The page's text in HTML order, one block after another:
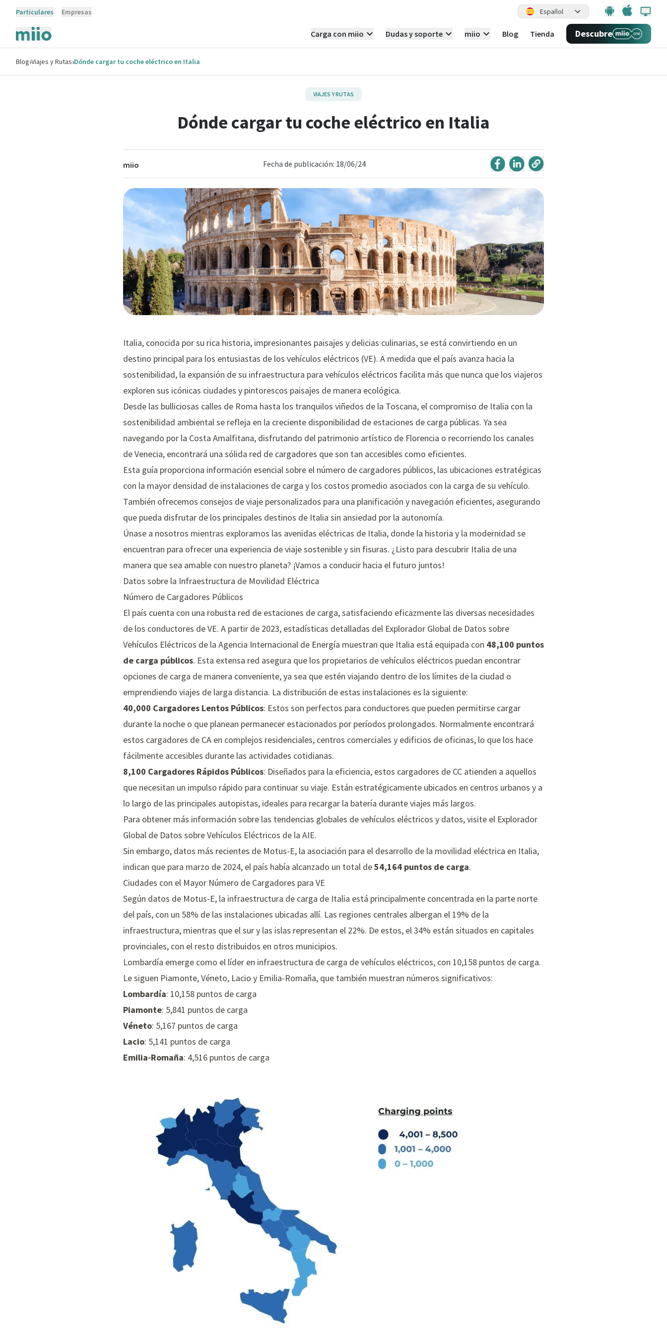
Particulares Empresas Español
Carga con miio Dudas y soporte miio Blog Tienda Descubre
Blog›Viajes y Rutas›Dónde cargar tu coche eléctrico en Italia
VIAJES Y RUTAS
Dónde cargar tu coche eléctrico en Italia
miio Fecha de publicación: 18/06/24
Italia, conocida por su rica historia, impresionantes paisajes y delicias culinarias, se está convirtiendo en un
destino principal para los entusiastas de los vehículos eléctricos (VE). A medida que el país avanza hacia la
sostenibilidad, la expansión de su infraestructura para vehículos eléctricos facilita más que nunca que los viajeros
exploren sus icónicas ciudades y pintorescos paisajes de manera ecológica.
Desde las bulliciosas calles de Roma hasta los tranquilos viñedos de la Toscana, el compromiso de Italia con la
sostenibilidad ambiental se refleja en la creciente disponibilidad de estaciones de carga públicas. Ya sea
navegando por la Costa Amalfitana, disfrutando del patrimonio artístico de Florencia o recorriendo los canales
de Venecia, encontrará una sólida red de cargadores que son tan accesibles como eficientes.
Esta guía proporciona información esencial sobre el número de cargadores públicos, las ubicaciones estratégicas
con la mayor densidad de instalaciones de carga y los costos promedio asociados con la carga de su vehículo.
También ofrecemos consejos de viaje personalizados para una planificación y navegación eficientes, asegurando
que pueda disfrutar de los principales destinos de Italia sin ansiedad por la autonomía.
Únase a nosotros mientras exploramos las avenidas eléctricas de Italia, donde la historia y la modernidad se
encuentran para ofrecer una experiencia de viaje sostenible y sin fisuras. ¿Listo para descubrir Italia de una
manera que sea amable con nuestro planeta? ¡Vamos a conducir hacia el futuro juntos!
Datos sobre la Infraestructura de Movilidad Eléctrica
Número de Cargadores Públicos
El país cuenta con una robusta red de estaciones de carga, satisfaciendo eficazmente las diversas necesidades
de los conductores de VE. A partir de 2023, estadísticas detalladas del Explorador Global de Datos sobre
Vehículos Eléctricos de la Agencia Internacional de Energía muestran que Italia está equipada con 48,100 puntos
de carga públicos. Esta extensa red asegura que los propietarios de vehículos eléctricos puedan encontrar
opciones de carga de manera conveniente, ya sea que estén viajando dentro de los límites de la ciudad o
emprendiendo viajes de larga distancia. La distribución de estas instalaciones es la siguiente:
40,000 Cargadores Lentos Públicos: Estos son perfectos para conductores que pueden permitirse cargar
durante la noche o que planean permanecer estacionados por períodos prolongados. Normalmente encontrará
estos cargadores de CA en complejos residenciales, centros comerciales y edificios de oficinas, lo que los hace
fácilmente accesibles durante las actividades cotidianas.
8,100 Cargadores Rápidos Públicos: Diseñados para la eficiencia, estos cargadores de CC atienden a aquellos
que necesitan un impulso rápido para continuar su viaje. Están estratégicamente ubicados en centros urbanos y a
lo largo de las principales autopistas, ideales para recargar la batería durante viajes más largos.
Para obtener más información sobre las tendencias globales de vehículos eléctricos y datos, visite el Explorador
Global de Datos sobre Vehículos Eléctricos de la AIE.
Sin embargo, datos más recientes de Motus-E, la asociación para el desarrollo de la movilidad eléctrica en Italia,
indican que para marzo de 2024, el país había alcanzado un total de54,164 puntos de carga.
Ciudades con el Mayor Número de Cargadores para VE
Según datos de Motus-E, la infraestructura de carga de Italia está principalmente concentrada en la parte norte
del país, con un 58% de las instalaciones ubicadas allí. Las regiones centrales albergan el 19% de la
infraestructura, mientras que el sur y las islas representan el 22%. De estos, el 34% están situados en capitales
provinciales, con el resto distribuidos en otros municipios.
Lombardía emerge como el líder en infraestructura de carga de vehículos eléctricos, con 10,158 puntos de carga.
Le siguen Piamonte, Véneto, Lacio y Emilia-Romaña, que también muestran números significativos:
Lombardía: 10,158 puntos de carga
Piamonte: 5,841 puntos de carga
Véneto: 5,167 puntos de carga
Lacio: 5,141 puntos de carga
Emilia-Romaña: 4,516 puntos de carga